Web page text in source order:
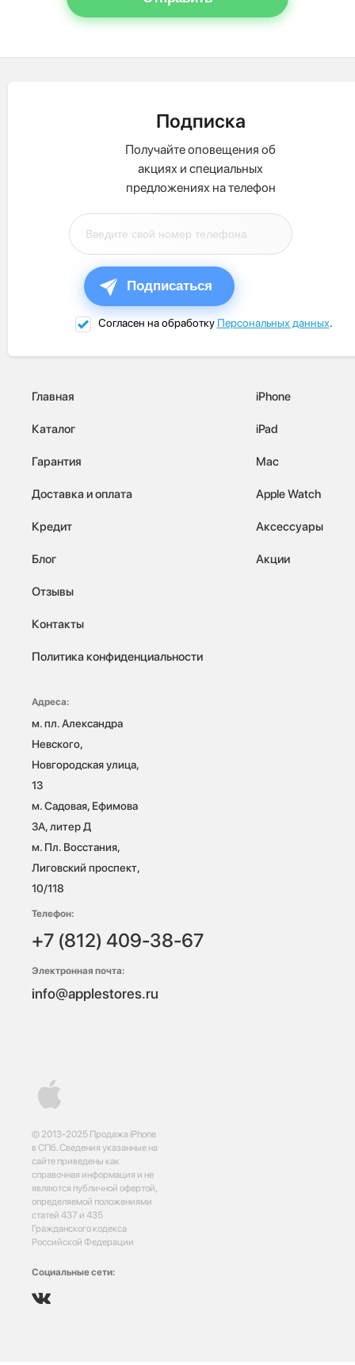
Подписка
Получайте оповещения об
акциях и специальных
предложениях на телефон
Подписаться
Согласен на обработку Персональных данных.
© 2013-2025 Продажа iPhone
в СПб. Сведения указанные на
сайте приведены как
справочная информация и не
являются публичной офертой,
определяемой положениями
статей 437 и 435
Гражданского кодекса
Российской Федерации
Социальные сети:
Главная
Каталог
Гарантия
Доставка и оплата
Кредит
Блог
Отзывы
Контакты
Политика конфиденциальности
iPhone
iPad
Mac
Apple Watch
Аксессуары
Акции
Адреса:
м. пл. Александра
Невского,
Новгородская улица,
13
м. Садовая, Ефимова
3А, литер Д
м. Пл. Восстания,
Лиговский проспект,
10/118
Телефон:
+7 (812) 409-38-67
Электронная почта:
info@applestores.ru